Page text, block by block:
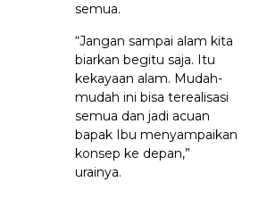
semua.
“Jangan sampai alam kita
biarkan begitu saja. Itu
kekayaan alam. Mudah-
mudah ini bisa terealisasi
semua dan jadi acuan
bapak Ibu menyampaikan
konsep ke depan,”
urainya.